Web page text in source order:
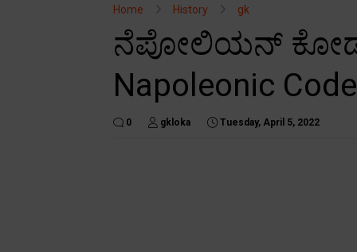
Home History gk
ನೆಪೋಲಿಯನ್ ಕೋಡ್
Napoleonic
0 gkloka Tuesday, April 5, 2022